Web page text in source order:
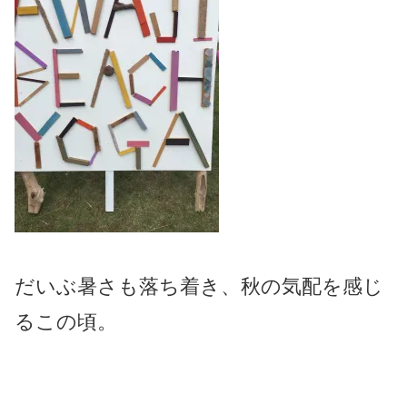
だいぶ暑さも落ち着き、秋の気配を感じ
るこの頃。